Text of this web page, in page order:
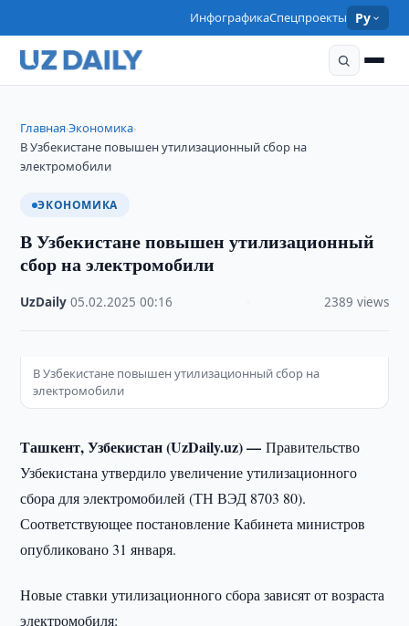
ИнфографикаСпецпроекты Ру
Главная›Экономика›
В Узбекистане повышен утилизационный сбор на
электромобили
ЭКОНОМИКА
В Узбекистане повышен утилизационный
сбор на электромобили
UzDaily ·05.02.2025 ·00:16 2389 views
В Узбекистане повышен утилизационный сбор на
электромобили
Ташкент, Узбекистан (UzDaily.uz) —Правительство
Узбекистана утвердило увеличение утилизационного
сбора для электромобилей (ТН ВЭД 8703 80).
Соответствующее постановление Кабинета министров
опубликовано 31 января.
Новые ставки утилизационного сбора зависят от возраста
электромобиля: